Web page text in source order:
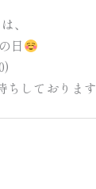
、
日
ちしております